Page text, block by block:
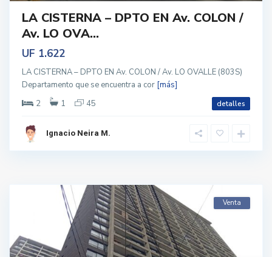
LA CISTERNA – DPTO EN Av. COLON /
Av. LO OVA...
UF 1.622
LA CISTERNA – DPTO EN Av. COLON / Av. LO OVALLE (803S)
Departamento que se encuentra a cor [más]
2
1 45 detalles
Ignacio Neira M.
Venta